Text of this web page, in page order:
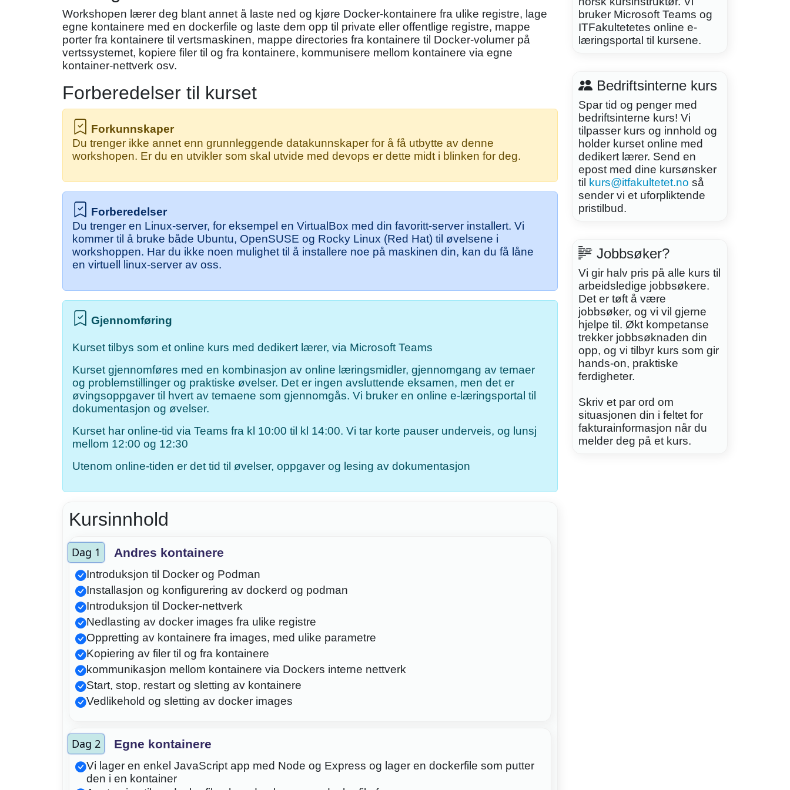
Workshopen lærer deg blant annet å laste ned og kjøre Docker-kontainere fra ulike registre, lage
egne kontainere med en dockerfile og laste dem opp til private eller offentlige registre, mappe
porter fra kontainere til vertsmaskinen, mappe directories fra kontainere til Docker-volumer på
vertssystemet, kopiere filer til og fra kontainere, kommunisere mellom kontainere via egne
kontainer-nettverk osv.
Forberedelser til kurset
Forkunnskaper
Du trenger ikke annet enn grunnleggende datakunnskaper for å få utbytte av denne
workshopen. Er du en utvikler som skal utvide med devops er dette midt i blinken for deg.
Forberedelser
Du trenger en Linux-server, for eksempel en VirtualBox med din favoritt-server installert. Vi
kommer til å bruke både Ubuntu, OpenSUSE og Rocky Linux (Red Hat) til øvelsene i
workshoppen. Har du ikke noen mulighet til å installere noe på maskinen din, kan du få låne
en virtuell linux-server av oss.
Gjennomføring
Kurset tilbys som et online kurs med dedikert lærer, via Microsoft Teams
Kurset gjennomføres med en kombinasjon av online læringsmidler, gjennomgang av temaer
og problemstillinger og praktiske øvelser. Det er ingen avsluttende eksamen, men det er
øvingsoppgaver til hvert av temaene som gjennomgås. Vi bruker en online e-læringsportal til
dokumentasjon og øvelser.
Kurset har online-tid via Teams fra kl 10:00 til kl 14:00. Vi tar korte pauser underveis, og lunsj
mellom 12:00 og 12:30
Utenom online-tiden er det tid til øvelser, oppgaver og lesing av dokumentasjon
Kursinnhold
Dag 1 Andres kontainere
Introduksjon til Docker og Podman
Installasjon og konfigurering av dockerd og podman
Introduksjon til Docker-nettverk
Nedlasting av docker images fra ulike registre
Oppretting av kontainere fra images, med ulike parametre
Kopiering av filer til og fra kontainere
kommunikasjon mellom kontainere via Dockers interne nettverk
Start, stop, restart og sletting av kontainere
Vedlikehold og sletting av docker images
Dag 2 Egne kontainere
Vi lager en enkel JavaScript app med Node og Express og lager en dockerfile som putter
den i en kontainer
bruker Microsoft Teams og
ITFakultetetes online e-
læringsportal til kursene.
Bedriftsinterne kurs
Spar tid og penger med
bedriftsinterne kurs! Vi
tilpasser kurs og innhold og
holder kurset online med
dedikert lærer. Send en
epost med dine kursønsker
til
kurs@itfakultetet.no så
sender vi et uforpliktende
pristilbud.
Jobbsøker?
Vi gir halv pris på alle kurs til
arbeidsledige jobbsøkere.
Det er tøft å være
jobbsøker, og vi vil gjerne
hjelpe til. Økt kompetanse
trekker jobbsøknaden din
opp, og vi tilbyr kurs som gir
hands-on, praktiske
ferdigheter.
Skriv et par ord om
situasjonen din i feltet for
fakturainformasjon når du
melder deg på et kurs.